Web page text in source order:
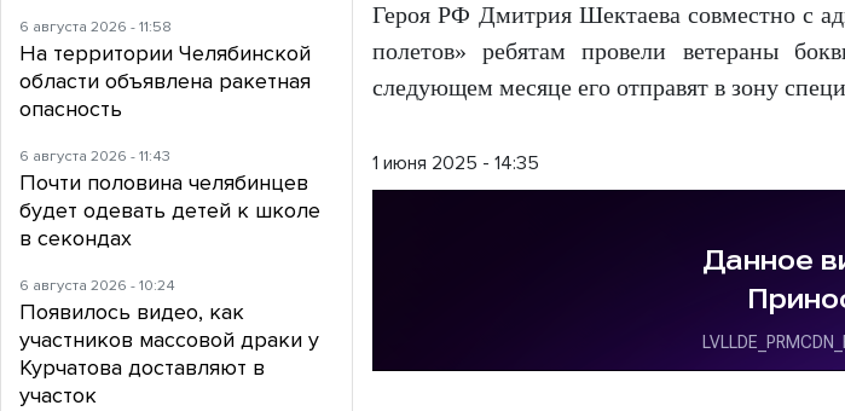
Героя РФ Дмитрия Шектаева совместно с
полетов» ребятам провели ветераны
следующем месяце его отправят в зону
1 июня 2025 - 14:35
6 августа 2026 - 11:58
На территории Челябинской
области объявлена ракетная
опасность
6 августа 2026 - 11:43
Почти половина челябинцев
будет одевать детей к школе
в секондах
6 августа 2026 - 10:24
Появилось видео, как
участников массовой драки у
Курчатова доставляют в
участок